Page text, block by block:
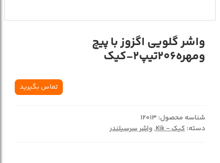
واشر گلويي اگزوز با پيچ
ومهره206تيپ2-کيک
تماس بگیرید
شناسه محصول:12013
دسته:کیک - Kik ,واشر سرسیلندر